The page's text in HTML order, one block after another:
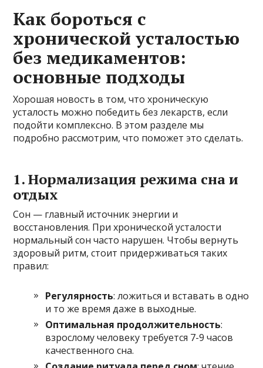
Как бороться с
хронической усталостью
без медикаментов:
основные подходы
Хорошая новость в том, что хроническую
усталость можно победить без лекарств, если
подойти комплексно. В этом разделе мы
подробно рассмотрим, что поможет это сделать.
1. Нормализация режима сна и
отдых
Сон — главный источник энергии и
восстановления. При хронической усталости
нормальный сон часто нарушен. Чтобы вернуть
здоровый ритм, стоит придерживаться таких
правил:
Регулярность: ложиться и вставать в одно
и то же время даже в выходные.
Оптимальная продолжительность:
взрослому человеку требуется 7-9 часов
качественного сна.